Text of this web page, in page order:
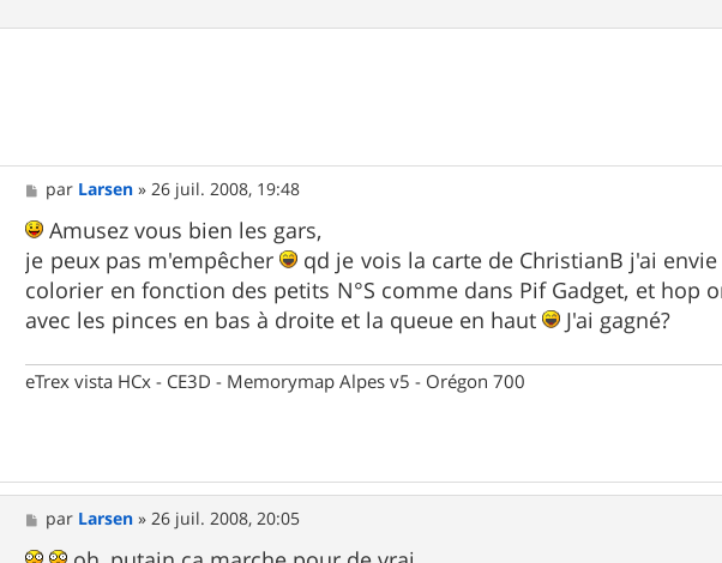
M
e
s
a
g
e
par Larsen »26 juil. 2008, 19:48
Amusez vous bien les gars,
je peux pas m'empêcher
qd je vois la carte de ChristianB j'ai
colorier en fonction des petits N°S comme dans Pif Gadget, et hop
avec les pinces en bas à droite et la queue en haut
J'ai gagné?
eTrex vista HCx - CE3D - Memorymap Alpes v5 - Orégon 700
M
e
s
par Larsen »26 juil. 2008, 20:05